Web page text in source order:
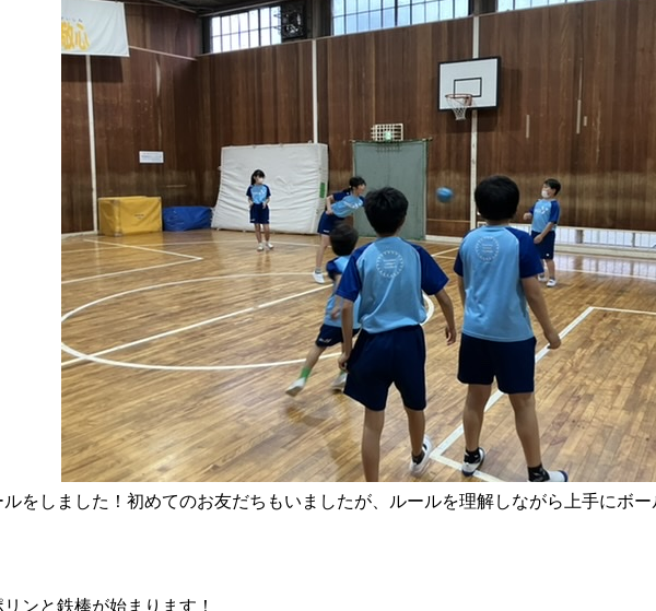
をしました！初めてのお友だちもいましたが、ルールを理解しながら上手にボ
ンと鉄棒が始まります！